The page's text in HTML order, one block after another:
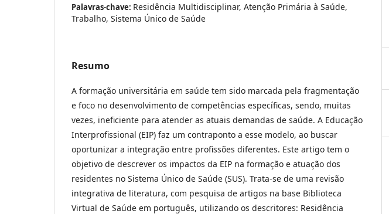
Palavras-chave: Residência Multidisciplinar, Atenção Primária à Saúde,
Trabalho, Sistema Único de Saúde
Resumo
A formação universitária em saúde tem sido marcada pela fragmentação
e foco no desenvolvimento de competências específicas, sendo, muitas
vezes, ineficiente para atender as atuais demandas de saúde. A Educação
Interprofissional (EIP) faz um contraponto a esse modelo, ao buscar
oportunizar a integração entre profissões diferentes. Este artigo tem o
objetivo de descrever os impactos da EIP na formação e atuação dos
residentes no Sistema Único de Saúde (SUS). Trata-se de uma revisão
integrativa de literatura, com pesquisa de artigos na base Biblioteca
Virtual de Saúde em português, utilizando os descritores: Residência